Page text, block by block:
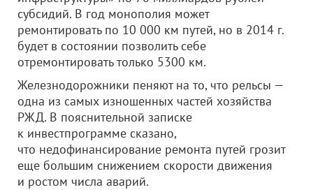
субсидий. В год монополия может
ремонтировать по 10 000 км путей, но в 2014 г.
будет в состоянии позволить себе
отремонтировать только 5300 км.
Железнодорожники пеняют на то, что рельсы —
одна из самых изношенных частей хозяйства
РЖД. В пояснительной записке
к инвестпрограмме сказано,
что недофинансирование ремонта путей грозит
еще большим снижением скорости движения
и ростом числа аварий.